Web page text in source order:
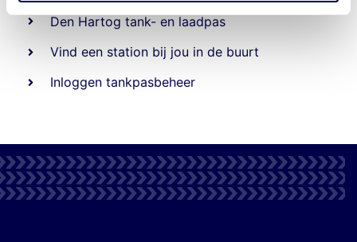
Den Hartog tank- en laadpas
Vind een station bij jou in de buurt
Inloggen tankpasbeheer